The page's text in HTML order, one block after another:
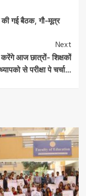
की गई बैठक, गौ-मूत्र
Next
आज छात्रों- शिक्षकों
से परीक्षा पे चर्चा…